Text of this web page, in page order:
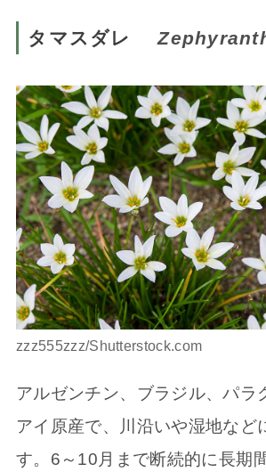
タマスダレ
zzz555zzz/Shutterstock.com
アルゼンチン、ブラジル、パラ
アイ原産で、川沿いや湿地など
す。6～10月まで断続的に長期